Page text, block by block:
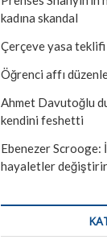
kadına skandal
Çerçeve yasa
Öğrenci affı
Ahmet Davutoğlu
kendini feshetti
Ebenezer Scrooge:
hayaletler değiştirir